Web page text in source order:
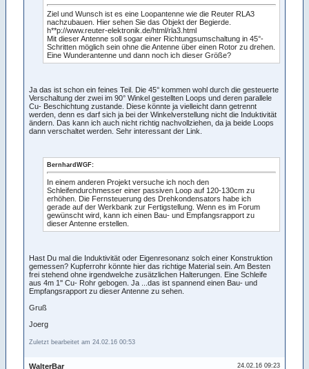
Ziel und Wunsch ist es eine Loopantenne wie die Reuter RLA3
nachzubauen. Hier sehen Sie das Objekt der Begierde.
h**p://www.reuter-elektronik.de/html/rla3.html
Mit dieser Antenne soll sogar einer Richtungsumschaltung in 45°-
Schritten möglich sein ohne die Antenne über einen Rotor zu drehen.
Eine Wunderantenne und dann noch ich dieser Größe?
Ja das ist schon ein feines Teil. Die 45° kommen wohl durch die gesteuerte
Verschaltung der zwei im 90° Winkel gestellten Loops und deren parallele
Cu- Beschichtung zustande. Diese könnte ja vielleicht dann getrennt
werden, denn es darf sich ja bei der Winkelverstellung nicht die Induktivität
ändern. Das kann ich auch nicht richtig nachvollziehen, da ja beide Loops
dann verschaltet werden. Sehr interessant der Link.
BernhardWGF:
In einem anderen Projekt versuche ich noch den
Schleifendurchmesser einer passiven Loop auf 120-130cm zu
erhöhen. Die Fernsteuerung des Drehkondensators habe ich
gerade auf der Werkbank zur Fertigstellung. Wenn es im Forum
gewünscht wird, kann ich einen Bau- und Empfangsrapport zu
dieser Antenne erstellen.
Hast Du mal die Induktivität oder Eigenresonanz solch einer Konstruktion
gemessen? Kupferrohr könnte hier das richtige Material sein. Am Besten
frei stehend ohne irgendwelche zusätzlichen Halterungen. Eine Schleife
aus 4m 1'' Cu- Rohr gebogen. Ja ...das ist spannend einen Bau- und
Empfangsrapport zu dieser Antenne zu sehen.
Gruß
Joerg
Zuletzt bearbeitet am 24.02.16 00:53
24.02.16 09:23
WalterBar